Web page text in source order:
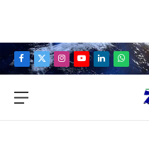
Facebook
X
Instagram
YouTubeLinkedIn